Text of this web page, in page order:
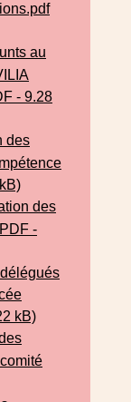
au
- 9.28
des
des
-
kB)